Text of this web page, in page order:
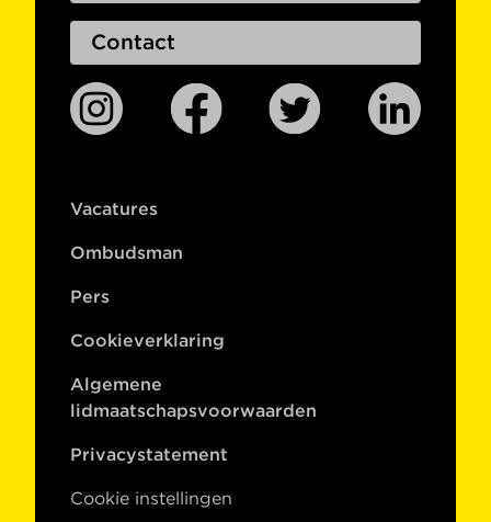
Contact
Vacatures
Ombudsman
Pers
Cookieverklaring
Algemene
lidmaatschapsvoorwaarden
Privacystatement
Cookie instellingen